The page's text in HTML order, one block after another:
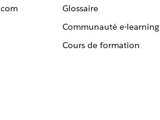
Glossaire
Communauté e-learning
Cours de formation